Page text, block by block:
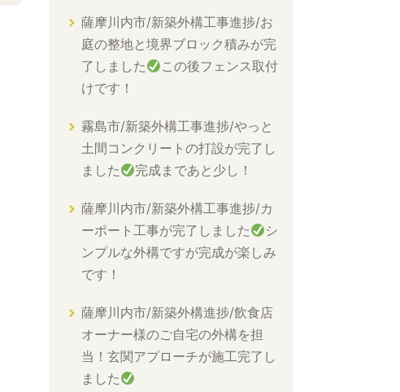
薩摩川内市/新築外構工事進捗/お
庭の整地と境界ブロック積みが完
了しました
この後フェンス取付
けです！
霧島市/新築外構工事進捗/やっと
土間コンクリートの打設が完了し
ました
完成まであと少し！
薩摩川内市/新築外構工事進捗/カ
ーポート工事が完了しました
シ
ンプルな外構ですが完成が楽しみ
です！
薩摩川内市/新築外構進捗/飲食店
オーナー様のご自宅の外構を担
当！玄関アプローチが施工完了し
ました